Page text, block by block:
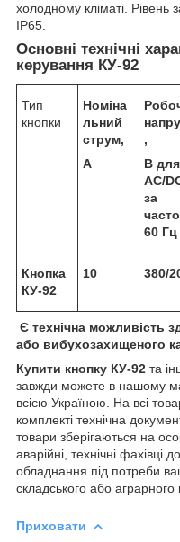
холодному кліматі. Рівень
IP65.
Основні технічні
керування КУ-92
Тип
кнопки
Номіна
льний
струм,
А
,
В для
АС/
за
60 Гц
Кнопка
КУ-92
10 380/
Є технічна можливість
або вибухозахищеного
Купити кнопку КУ-92 та
завжди можете в нашому
всією Україною. На всі
комплекті технічна
товари зберігаються на
аварійні, технічні фахівці
обладнання під потреби
складського або аграрного
Приховати